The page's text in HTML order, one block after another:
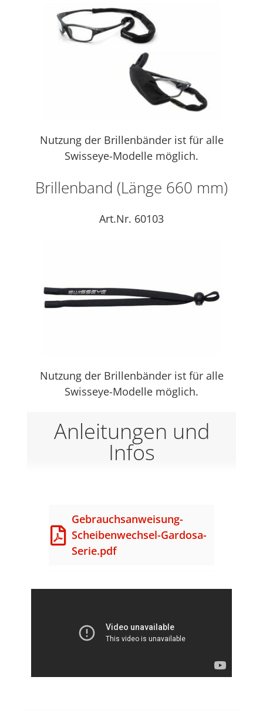
Nutzung der Brillenbänder ist für alle
Swisseye-Modelle möglich.
Brillenband (Länge 660 mm)
Art.Nr. 60103
Nutzung der Brillenbänder ist für alle
Swisseye-Modelle möglich.
Anleitungen und
Infos
Gebrauchsanweisung-
Scheibenwechsel-Gardosa-
Serie.pdf